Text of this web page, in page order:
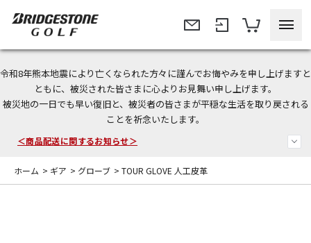
令和8年熊本地震により亡くなられた方々に謹んでお悔やみを申し上げますと
ともに、被災された皆さまに心よりお見舞い申し上げます。
被災地の一日でも早い復旧と、被災者の皆さまが平穏な生活を取り戻される
ことを祈念いたします。
今なら新規会員登録で1,000円OFFクーポンプレゼント！
＜商品配送に関するお知らせ＞
＜夏季休暇中のご注文・発送・お問い合わせ＞
ホーム > ギア > グローブ > TOUR GLOVE 人工皮革